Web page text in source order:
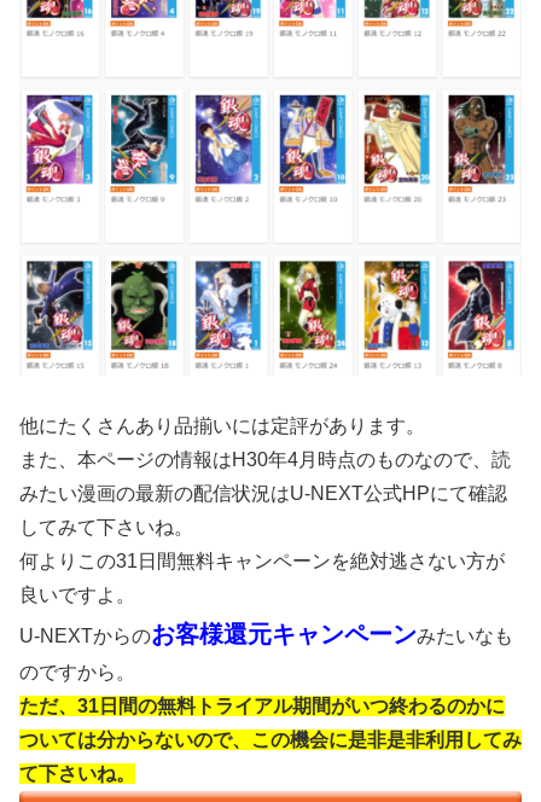
他にたくさんあり品揃いには定評があります。
また、本ページの情報はH30年4月時点のものなので、読
みたい漫画の最新の配信状況はU-NEXT公式HPにて確認
してみて下さいね。
何よりこの31日間無料キャンペーンを絶対逃さない方が
良いですよ。
U-NEXTからのお客様還元キャンペーンみたいなも
のですから。
ただ、31日間の無料トライアル期間がいつ終わるのかに
ついては分からないので、この機会に是非是非利用してみ
て下さいね。